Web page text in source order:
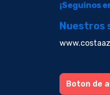
¡Seguinos
Nuestros
Boton de